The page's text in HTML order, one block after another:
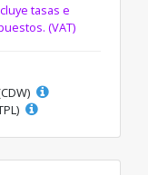
tasas e
(VAT)